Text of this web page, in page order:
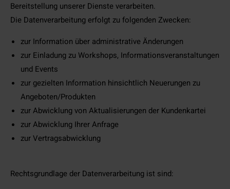
Bereitstellung unserer Dienste verarbeiten.
Die Datenverarbeitung erfolgt zu folgenden Zwecken:
zur Information über administrative Änderungen
zur Einladung zu Workshops, Informationsveranstaltungen
und Events
zur gezielten Information hinsichtlich Neuerungen zu
Angeboten/Produkten
zur Abwicklung von Aktualisierungen der Kundenkartei
zur Abwicklung Ihrer Anfrage
zur Vertragsabwicklung
Rechtsgrundlage der Datenverarbeitung ist sind: